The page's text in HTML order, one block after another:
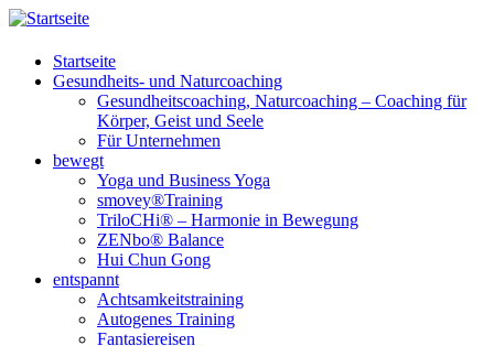
Startseite
Gesundheits- und Naturcoaching
Gesundheitscoaching, Naturcoaching – Coaching für
Körper, Geist und Seele
Für Unternehmen
bewegt
Yoga und Business Yoga
smovey®Training
TriloCHi® – Harmonie in Bewegung
ZENbo® Balance
Hui Chun Gong
entspannt
Achtsamkeitstraining
Autogenes Training
Fantasiereisen